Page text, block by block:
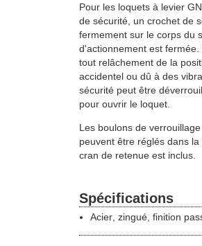
Pour les loquets à levier
de sécurité, un crochet de
fermement sur le corps du
d'actionnement est
tout relâchement de la
accidentel ou dû à des
sécurité peut être
pour ouvrir le loquet.
Les boulons de
peuvent être réglés dans
cran de retenue est inclus.
Spécifications
Acier, zingué, finition